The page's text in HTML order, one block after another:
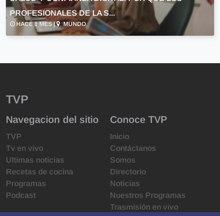
PROFESIONALES DE LA S...
HACE 1 MES | MUNDO
TVP
Navegacion del sitio
TVP
Tv en vivo
Ultimas noticias
Recetas de cocina
Programas
Podcast
Conoce TVP
Inicio
Contáctanos
Somos
Directorio
Noticias
Nuestros Programas
Trasmisión en vivo